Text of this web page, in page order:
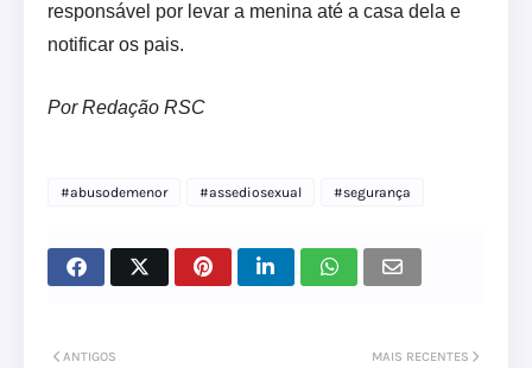
responsável por levar a menina até a casa dela e
notificar os pais.
Por Redação RSC
#abusodemenor #assediosexual #segurança
MAIS RECENTES
ANTIGOS